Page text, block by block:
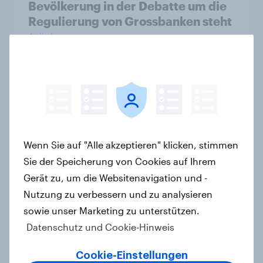
Bevölkerung in der Debatte um die
Regulierung von Grossbanken steht
Artikel
YouGov Sonntagsfrage: AfD baut
Vorsprung aus +++ CDU/CSU und
Bürgerinnen und Bürger wünschen
sich Fußball-WM ohne Politik
Zur Abstimmung am 14. Juni 2026:
Bevölkerungsobergrenze verstetigt
Wenn Sie auf "Alle akzeptieren" klicken, stimmen
Sie der Speicherung von Cookies auf Ihrem
Gerät zu, um die Websitenavigation und -
Nutzung zu verbessern und zu analysieren
sowie unser Marketing zu unterstützen.
Datenschutz und Cookie-Hinweis
Cookie-Einstellungen